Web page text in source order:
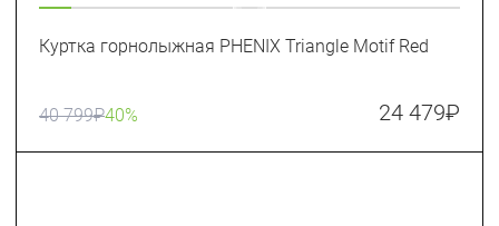
Куртка горнолыжная PHENIX Triangle Motif Red
40 799₽40% 24 479₽